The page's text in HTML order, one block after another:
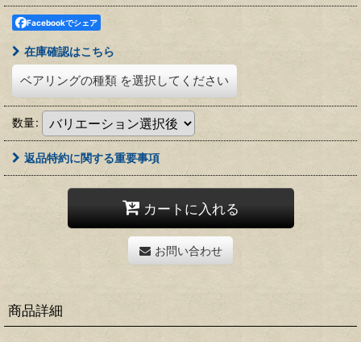
Facebookでシェア
在庫確認はこちら
ベアリングの種類 を選択してください
数量:
返品特約に関する重要事項
カートに入れる
お問い合わせ
商品詳細